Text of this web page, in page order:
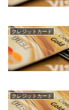
クレジットカード
クレジットカード